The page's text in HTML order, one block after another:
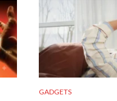
GADGETS